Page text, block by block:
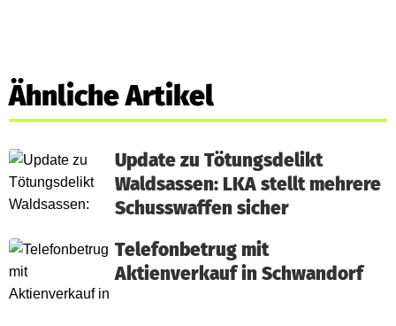
Ähnliche Artikel
Update zu Tötungsdelikt
Waldsassen: LKA stellt mehrere
Schusswaffen sicher
Telefonbetrug mit
Aktienverkauf in Schwandorf